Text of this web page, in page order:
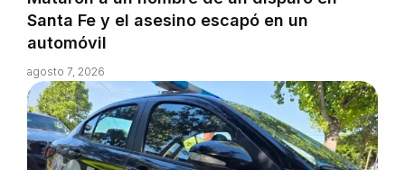
Santa Fe y el asesino escapó en un
automóvil
agosto 7, 2026